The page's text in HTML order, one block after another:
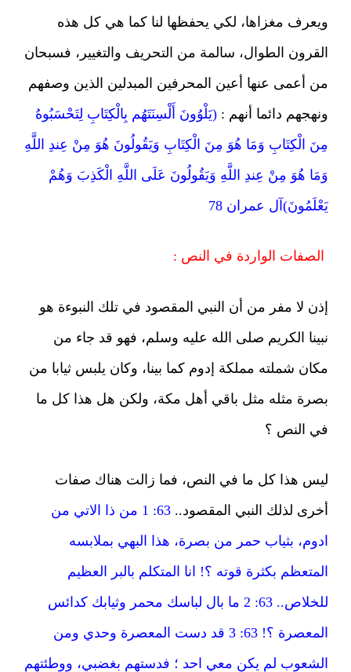
ويعرف مغزاها، لكي يحفظها لنا كما هي كل هذه
القرون الطوال، سالمة من التحريف والتغيير، فسبحان
من أعمى عنها أعين المحرفين المبدلين الذين وصفهم
ونهجهم دائما أنهم : (يَلْوُونَ أَلْسِنَتَهُم بِالْكِتَابِ لِتَحْسَبُوهُ
مِنَ الْكِتَابِ وَمَا هُوَ مِنَ الْكِتَابِ وَيَقُولُونَ هُوَ مِنْ عِندِ اللَّهِ
وَمَا هُوَ مِنْ عِندِ اللَّهِ وَيَقُولُونَ عَلَى اللَّهِ الْكَذِبَ وَهُمْ
يَعْلَمُونَ)آل عمران 78
الصفات الواردة في النص :
إذن لا مفر من أن النبي المقصود في تلك النبوءة هو
نبينا الكريم صلى الله عليه وسلم، فهو قد جاء من
مكان شملته مملكة إدوم كما بينا، وكان يلبس ثيابا من
بصرة مثله مثل باقي أهل مكة، ولكن هل هذا كل ما
في النص ؟
ليس هذا كل ما في النص، فما زالت هناك صفات
أخرى لذلك النبي المقصود..
63: 1 من ذا الاتي من
ادوم، بثياب حمر من بصرة، هذا البهي بملابسه
المتعظم بكثرة قوته ؟! انا المتكلم بالبر العظيم
للخلاص.. 63: 2 ما بال لباسك محمر وثيابك كدائس
المعصرة ؟! 63: 3
قد دست المعصرة وحدي ومن
الشعوب لم يكن معي احد ؛ فدستهم بغضبي، ووطئتهم